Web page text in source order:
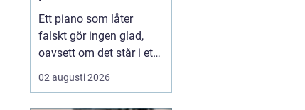
det ska
Ett piano som låter
falskt gör ingen glad,
oavsett om det står i ett
vardagsrum i Gävle eller
på en mindre scen. När
02 augusti 2026